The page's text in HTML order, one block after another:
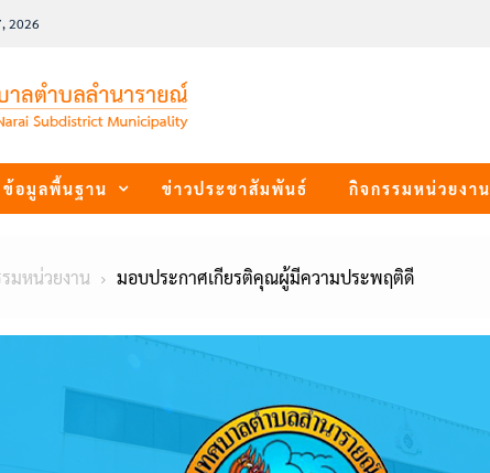
2026
ข้อมูลพื้นฐาน ข่าวประชาสัมพันธ์ กิจกรรมหน่วยงาน
มหน่วยงาน มอบประกาศเกียรติคุณผู้มีความประพฤติดี